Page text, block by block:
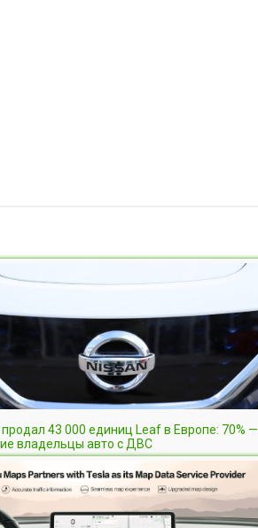
продал 43 000 единиц Leaf в Европе: 70% —
владельцы авто с ДВС